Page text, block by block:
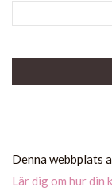
Denna webbplats
Lär dig om hur din